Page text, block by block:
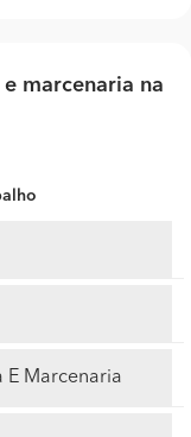
marcenaria na
E Marcenaria